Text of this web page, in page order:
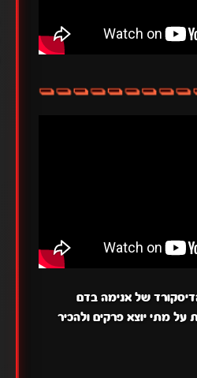
של אנימה בדם
על מתי יוצא פרקים ולהכיר